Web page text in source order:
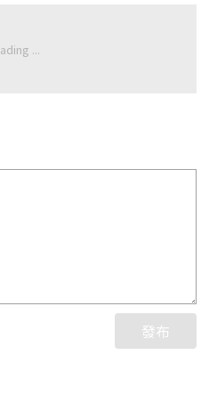
發布